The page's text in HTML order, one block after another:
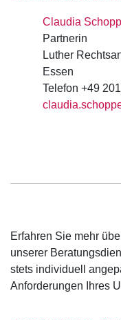
Claudia
Partnerin
Luther
Essen
Telefon +49
Erfahren Sie mehr
unserer
stets individuell
Anforderungen Ihres